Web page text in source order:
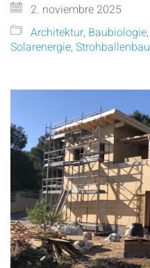
2. noviembre 2025
Architektur, Baubiologie,
Solarenergie, Strohballenbau